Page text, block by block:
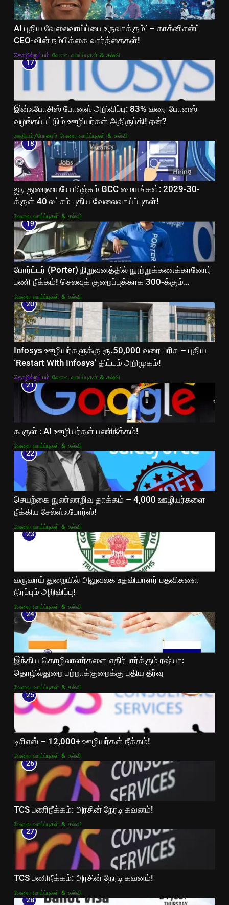
AI புதிய வேலைவாய்ப்பை உருவாக்கும்’ – காக்னிசன்ட்
CEO-வின் நம்பிக்கை வார்த்தைகள்!
தொழில்நுட்பம் வேலை வாய்ப்புகள் & கல்வி
17
இன்ஃபோசிஸ் போனஸ் அறிவிப்பு: 83% வரை போனஸ்
வழங்கப்பட்டும் ஊழியர்கள் அதிருப்தி! ஏன்?
ஊதியம்/போனஸ் வேலை வாய்ப்புகள் & கல்வி
18
ஐடி துறையையே மிஞ்சும் GCC மையங்கள்: 2029-30-
க்குள் 40 லட்சம் புதிய வேலைவாய்ப்புகள்!
வேலை வாய்ப்புகள் & கல்வி
19
போர்ட்டர் (Porter) நிறுவனத்தில் நூற்றுக்கணக்கானோர்
பணி நீக்கம்! செலவுக் குறைப்புக்காக 300-க்கும்
மேற்பட்ட ஊழியர்களை நீக்கியது!
வேலை வாய்ப்புகள் & கல்வி
20
Infosys ஊழியர்களுக்கு ரூ.50,000 வரை பரிசு – புதிய
‘Restart With Infosys’ திட்டம் அறிமுகம்!
தொழில்நுட்பம் வேலை வாய்ப்புகள் & கல்வி
21
கூகுள் : AI ஊழியர்கள் பணிநீக்கம்!
வேலை வாய்ப்புகள் & கல்வி
22
செயற்கை நுண்ணறிவு தாக்கம் – 4,000 ஊழியர்களை
நீக்கிய சேல்ஸ்ஃபோர்ஸ்!
வேலை வாய்ப்புகள் & கல்வி
23
வருவாய் துறையில் அலுவலக உதவியாளர் பதவிகளை
நிரப்பும் அறிவிப்பு!
வேலை வாய்ப்புகள் & கல்வி
24
இந்திய தொழிலாளர்களை எதிர்பார்க்கும் ரஷ்யா:
தொழில்துறை பற்றாக்குறைக்கு புதிய தீர்வு
வேலை வாய்ப்புகள் & கல்வி
25
டிசிஎஸ் – 12,000+ ஊழியர்கள் நீக்கம்!
வேலை வாய்ப்புகள் & கல்வி
26
TCS பணிநீக்கம்: அரசின் நேரடி கவனம்!
வேலை வாய்ப்புகள் & கல்வி
27
TCS பணிநீக்கம்: அரசின் நேரடி கவனம்!
வேலை வாய்ப்புகள் & கல்வி
28